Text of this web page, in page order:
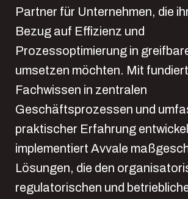
Partner für Unternehmen, die
Bezug auf Effizienz und
Prozessoptimierung in
umsetzen möchten. Mit
Fachwissen in zentralen
Geschäftsprozessen und
praktischer Erfahrung
implementiert Avvale
Lösungen, die den
regulatorischen und